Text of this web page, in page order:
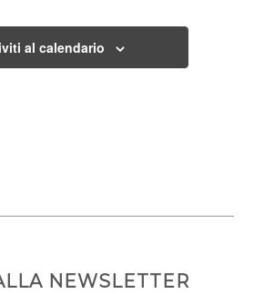
al calendario
NEWSLETTER